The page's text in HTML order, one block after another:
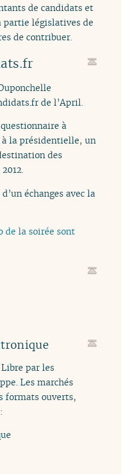
de candidats et
partie législatives de
de contribuer.
de l’April.
à
la présidentielle, un
des
échanges avec la
de la soirée sont
par les
Les marchés
formats ouverts,